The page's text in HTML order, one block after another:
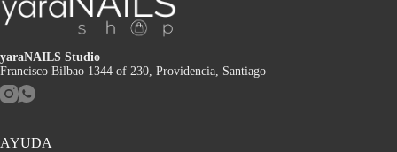
yaraNAILS Studio
Francisco Bilbao 1344 of 230, Providencia, Santiago
AYUDA